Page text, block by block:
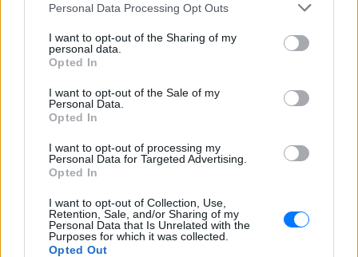
Personal Data Processing Opt Outs
I want to opt-out of the Sharing of my
personal data.
Opted In
I want to opt-out of the Sale of my
Personal Data.
Opted In
I want to opt-out of processing my
Personal Data for Targeted Advertising.
Opted In
I want to opt-out of Collection, Use,
Retention, Sale, and/or Sharing of my
Personal Data that Is Unrelated with the
Purposes for which it was collected.
Opted Out
ΔΕΙΤΕ ΕΠΙΣΗΣ
ΣΤΗΝ ΙΔΙΑ ΚΑΤΗΓΟΡΙΑ
πνίγηκε στα Μάλια – Αυτόπτες
μάρτυρες τα 3 παιδιά της
Τα τρία ανήλικα παιδιά της 42χρονης
ήταν παρόν όταν εκτυλίχθηκε το τραγικό
συμβάν.